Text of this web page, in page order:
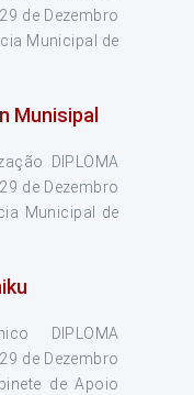
de Dezembro
Municipal de
Munisipal
DIPLOMA
de Dezembro
Municipal de
DIPLOMA
de Dezembro
de Apoio